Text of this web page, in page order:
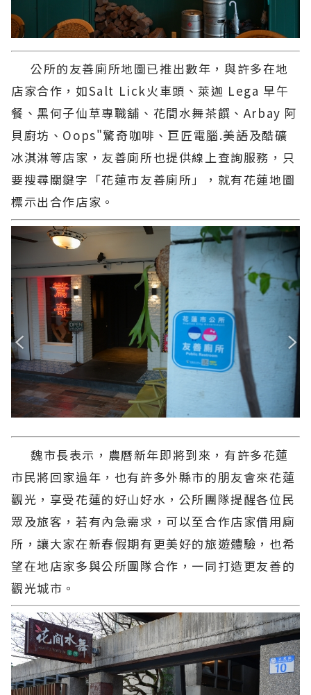
公所的友善廁所地圖已推出數年，與許多在地
店家合作，如Salt Lick火車頭、萊迦 Lega 早午
餐、黑何子仙草專職舖、花間水舞茶饌、Arbay 阿
貝廚坊、Oops"驚奇咖啡、巨匠電腦.美語及酷礦
冰淇淋等店家，友善廁所也提供線上查詢服務，只
要搜尋關鍵字「花蓮市友善廁所」，就有花蓮地圖
標示出合作店家。
魏市長表示，農曆新年即將到來，有許多花蓮
市民將回家過年，也有許多外縣市的朋友會來花蓮
觀光，享受花蓮的好山好水，公所團隊提醒各位民
眾及旅客，若有內急需求，可以至合作店家借用廁
所，讓大家在新春假期有更美好的旅遊體驗，也希
望在地店家多與公所團隊合作，一同打造更友善的
觀光城市。